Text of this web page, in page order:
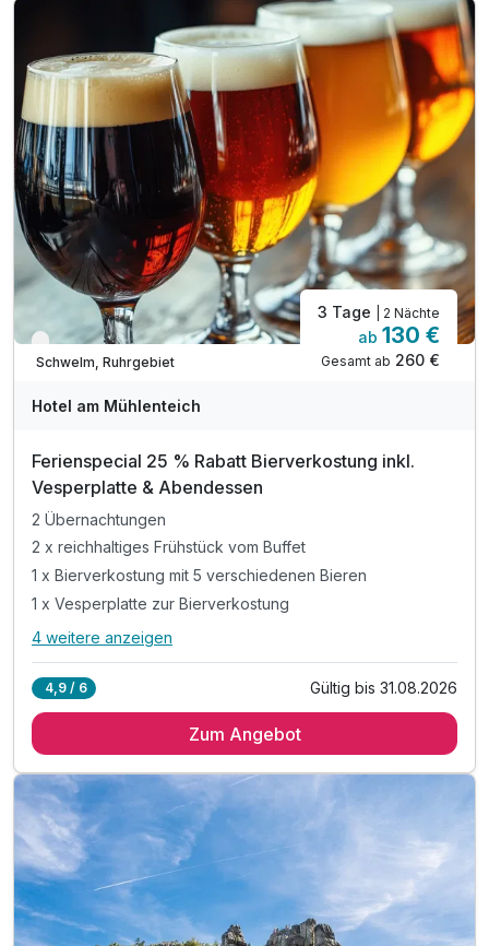
inkl. Nutzung des Fitnessbereichs
inkl. Nespresso Maschine auf dem Zimmer
* zzgl. City Tax
Nur noch bis August
Schwelm, Ruhrgebiet
3 Tage | 2 Nächte
ab 130 €
Gesamt ab 260 €
Hotel am Mühlenteich
Ferienspecial 25 % Rabatt Bierverkostung inkl.
Vesperplatte & Abendessen
2 Übernachtungen
2 x reichhaltiges Frühstück vom Buffet
1 x Bierverkostung mit 5 verschiedenen Bieren
1 x Vesperplatte zur Bierverkostung
Alle Inklusivleistungen
2 x reichhaltiges Frühstück vom Buffet
1 x Vesperplatte zur Bierverkostung
1x 3-Gang-Menü am 2. Abend
1 x Landskron Geschenk
inkl Wlan
inkl. Parken am Hotel
4 weitere anzeigen
4,9 / 6 Gültig bis 31.08.2026
Zum Angebot